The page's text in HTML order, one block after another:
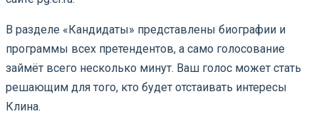
В разделе «Кандидаты» представлены биографии и
программы всех претендентов, а само голосование
займёт всего несколько минут. Ваш голос может стать
решающим для того, кто будет отстаивать интересы
Клина.